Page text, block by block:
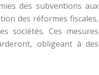
des subventions aux
des réformes fiscales,
sociétés. Ces mesures
obligeant à des